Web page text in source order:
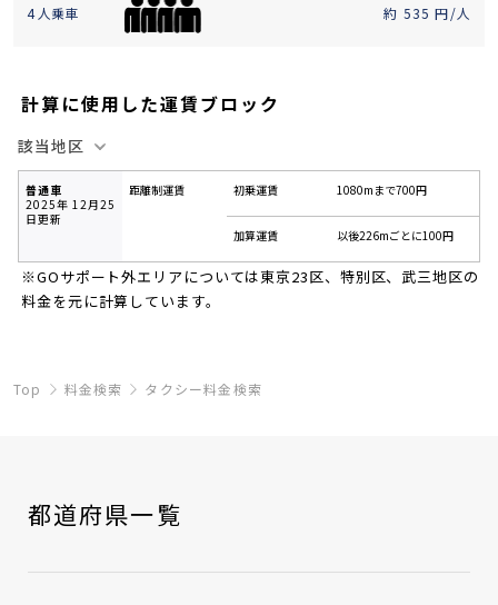
4 人乗車 約 535円/人
計算に使用した運賃ブロック
該当地区
普通車
2025年 12月25
日更新
距離制運賃 初乗運賃 1080mまで700円
加算運賃 以後226mごとに100円
※GOサポート外エリアについては東京23区、特別区、武三地区の
料金を元に計算しています。
Top 料金検索 タクシー料金検索
都道府県一覧